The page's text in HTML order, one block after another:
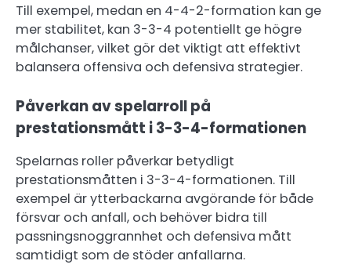
Till exempel, medan en 4-4-2-formation kan ge
mer stabilitet, kan 3-3-4 potentiellt ge högre
målchanser, vilket gör det viktigt att effektivt
balansera offensiva och defensiva strategier.
Påverkan av spelarroll på
prestationsmått i 3-3-4-formationen
Spelarnas roller påverkar betydligt
prestationsmåtten i 3-3-4-formationen. Till
exempel är ytterbackarna avgörande för både
försvar och anfall, och behöver bidra till
passningsnoggrannhet och defensiva mått
samtidigt som de stöder anfallarna.